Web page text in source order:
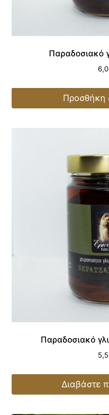
Παραδοσιακό
Προσθήκη
Παραδοσιακό
Διαβάστε